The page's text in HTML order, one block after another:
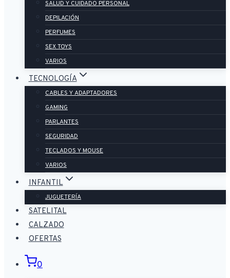
SALUD Y CUIDADO PERSONAL
DEPILACIÓN
PERFUMES
SEX TOYS
VARIOS
TECNOLOGÍA
CABLES Y ADAPTADORES
GAMING
PARLANTES
SEGURIDAD
TECLADOS Y MOUSE
VARIOS
INFANTIL
JUGUETERÍA
SATELITAL
CALZADO
OFERTAS
0